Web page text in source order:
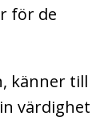
för de
känner till
värdighet